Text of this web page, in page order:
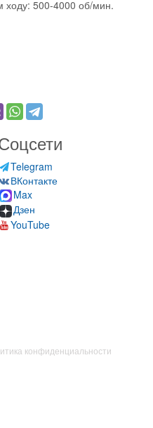
ходу: 500-4000 об/мин.
Telegram
ВКонтакте
Max
Дзен
YouTube
конфиденциальности